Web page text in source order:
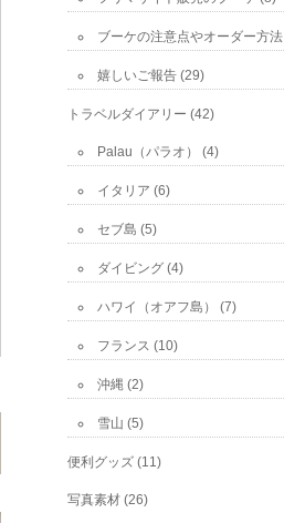
ブーケの注意点やオーダー方法
嬉しいご報告 (29)
トラベルダイアリー (42)
Palau（パラオ） (4)
イタリア (6)
セブ島 (5)
ダイビング (4)
ハワイ（オアフ島） (7)
フランス (10)
沖縄 (2)
雪山 (5)
便利グッズ (11)
写真素材 (26)